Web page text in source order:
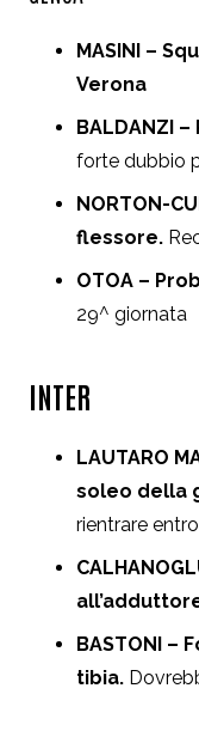
MASINI –
Verona
BALDANZI
forte dubbio
NORTON-
flessore.
OTOA –
29^ giornata
INTER
LAUTARO
soleo della
rientrare
BASTONI –
tibia.